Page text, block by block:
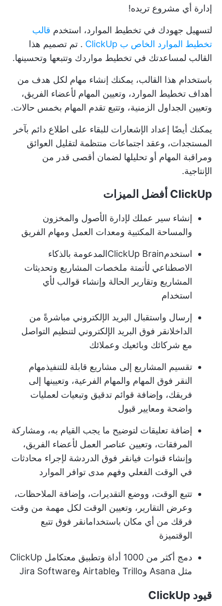
إدارة أي مشروع تريده!
لتسهيل جهودك في تخطيط الموارد، استخدم قالب
تخطيط الموارد الخاص ب ClickUp
. تم تصميم هذا
القالب لمساعدتك في تخطيط مواردك وتتبعها وتحسينها.
باستخدام هذا القالب، يمكنك إنشاء مهام لكل هدف من
أهداف تخطيط الموارد، وتعيين المهام لأعضاء الفريق،
وتعيين الجداول الزمنية، وتتبع تقدم المهام بخمس حالات.
يمكنك أيضًا إعداد الإشعارات للبقاء على اطلاع دائم بآخر
المستجدات، وعقد اجتماعات منتظمة لتقليل العوائق
ومراقبة المهام أو تحليلها لضمان أقصى قدر من
الإنتاجية.
ClickUp أفضل الميزات
إنشاء سير عملك لإدارة الأصول والمخزون
والمساحة المكتبية ومعدات العمل ومهام الفريق
استخدمClickUp Brainالمدعومة بالذكاء
الاصطناعي لأتمتة ملخصات المشاريع وتحديثات
المشاريع وتقارير الحالة وإنشاء قوالب لأي
استخدام
إرسال واستقبال البريد الإلكتروني مباشرةً من
الداخلانقر فوق البريد الإلكتروني لتنظيم التواصل
مع شركائك وبائعيك وعملائك
تقسيم المشاريع إلى مشاريع قابلة للتنفيذمهام
النقر فوق المهام والمهام الفرعية، وتعيينها إلى
فريقك، وإضافة قوائم تدقيق وتبعيات لعمليات
واضحة ومعايير قبول
إضافة تعليقات لتوضيح ما يجب القيام به، ومشاركة
المرفقات، وتعيين عناصر العمل لأعضاء الفريق،
وإنشاء قنوات فيانقر فوق الدردشة لإجراء محادثات
في الوقت الفعلي وفهم مدى توافر الموارد
تتبع الوقت، ووضع التقديرات، وإضافة الملاحظات،
وعرض التقارير، وتعيين الوقت لكل مهمة من وقت
فرقك من أي مكان باستخدامانقر فوق تتبع
الوقتميزة
دمج أكثر من 1000 أداة وتطبيق مع
تكامل ClickUp
مثل Asana وTrillo وAirtable وJira Software
قيود ClickUp